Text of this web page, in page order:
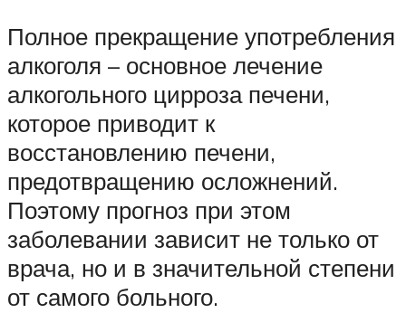
Полное прекращение употребления
алкоголя – основное лечение
алкогольного цирроза печени,
которое приводит к
восстановлению печени,
предотвращению осложнений.
Поэтому прогноз при этом
заболевании зависит не только от
врача, но и в значительной степени
от самого больного.